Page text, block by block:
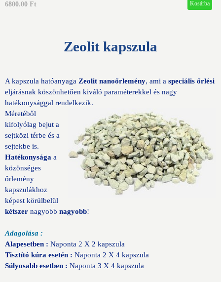
6800.00 Ft
Zeolit kapszula
A kapszula hatóanyaga Zeolit nanoőrlemény, ami a speciális őrlési
eljárásnak köszönhetően kiváló paraméterekkel és nagy
hatékonysággal rendelkezik.
Méretéből
kifolyólag bejut a
sejtközi térbe és a
sejtekbe is.
Hatékonysága a
közönséges
őrlemény
kapszulákhoz
képest körülbelül
kétszer nagyobb nagyobb!
Adagolása :
Alapesetben : Naponta 2 X 2 kapszula
Tisztító kúra esetén : Naponta 2 X 4 kapszula
Súlyosabb esetben : Naponta 3 X 4 kapszula